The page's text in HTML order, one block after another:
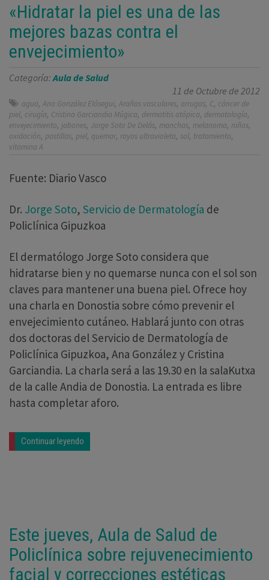
«Hidratar la piel es una de las
mejores bazas contra el
envejecimiento»
Categoría: Aula de Salud
11 de Octubre de 2012
agua, Ana González Elósegui, Arañas vasculares, arrugas, C, cáncer de
piel, cirugía, Cristina Garciandia Múgica, dermatitis atópica, dermatología,
envejecimiento, jabones, Jorge Soto De Delás, manchas, melanoma, niños,
oxidación, pastillas, piel, quemar, rayos ultravioleta, sol, tratamiento,
vitamina A
Fuente: Diario Vasco
Dr. Jorge Soto, Servicio de Dermatología de
Policlínica Gipuzkoa
El dermatólogo Jorge Soto considera que
hidratarse bien y no quemarse nunca con el sol son
claves para mantener una buena piel. Ofrece hoy
una charla en Donostia sobre cómo prevenir el
envejecimiento cutáneo. Hablará junto con otras
dos doctoras del Servicio de Dermatología de
Policlínica Gipuzkoa, Ana González y Cristina
Garciandia. La charla será a las 19.30 en la salaKutxa
de la calle Andia de Donostia. La entrada es libre
hasta completar aforo.
Continuar leyendo
Este jueves, Aula de Salud de
Policlínica sobre rejuvenecimiento
facial y correcciones estéticas